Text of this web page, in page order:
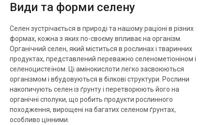
Види та форми селену
Селен зустрічається в природі та нашому раціоні в різних
формах, кожна з яких по-своєму впливає на організм.
Органічний селен, який міститься в рослинах і тваринних
продуктах, представлений переважно селенометіоніном і
селеноцистеїном. Ці амінокислоти легко засвоюються
організмом і вбудовуються в білкові структури. Рослини
накопичують селен із ґрунту і перетворюють його на
органічні сполуки, що робить продукти рослинного
походження, вирощені на багатих селеном ґрунтах,
особливо цінними.